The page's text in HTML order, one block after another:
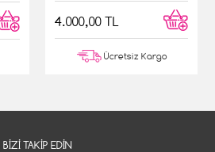
4.000,00 TL
Ücretsiz Kargo
BIZI TAKIP EDIN